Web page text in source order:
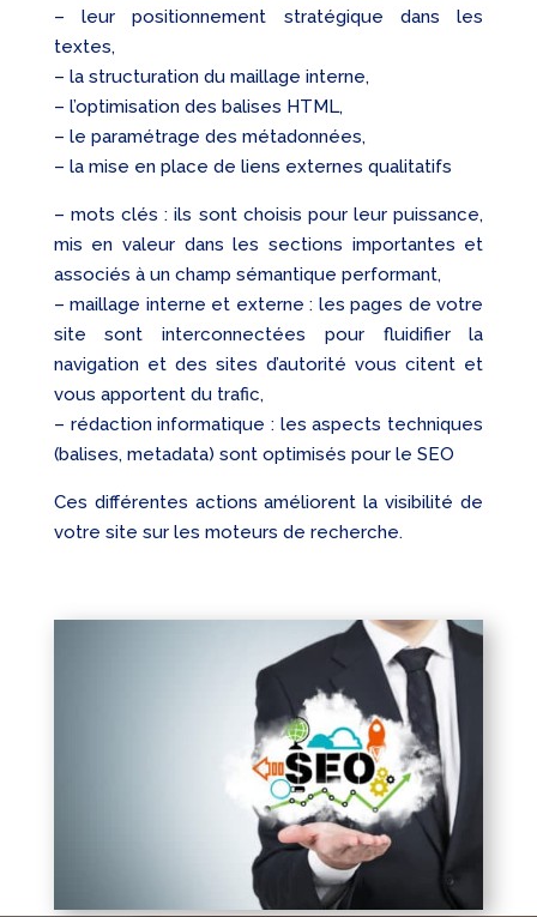
– leur positionnement stratégique dans les
textes,
– la structuration du maillage interne,
– l’optimisation des balises HTML,
– le paramétrage des métadonnées,
– la mise en place de liens externes qualitatifs
– mots clés : ils sont choisis pour leur puissance,
mis en valeur dans les sections importantes et
associés à un champ sémantique performant,
– maillage interne et externe : les pages de votre
site sont interconnectées pour fluidifier la
navigation et des sites d’autorité vous citent et
vous apportent du trafic,
– rédaction informatique : les aspects techniques
(balises, metadata) sont optimisés pour le SEO
Ces différentes actions améliorent la visibilité de
votre site sur les moteurs de recherche.